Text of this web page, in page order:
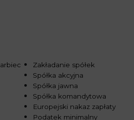
Zakładanie spółek
Spółka akcyjna
Spółka jawna
Spółka komandytowa
Europejski nakaz zapłaty
Podatek minimalny